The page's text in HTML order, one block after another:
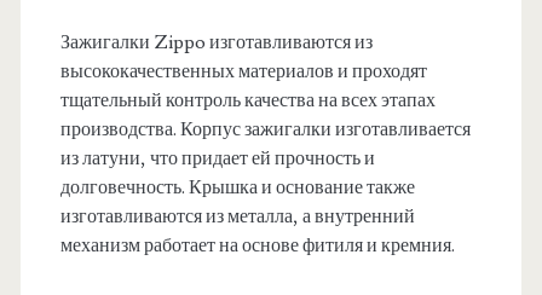
Зажигалки Zippo изготавливаются из
высококачественных материалов и проходят
тщательный контроль качества на всех этапах
производства. Корпус зажигалки изготавливается
из латуни, что придает ей прочность и
долговечность. Крышка и основание также
изготавливаются из металла, а внутренний
механизм работает на основе фитиля и кремния.